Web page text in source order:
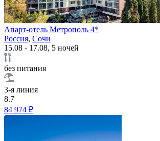
Апарт-отель Метрополь 4*
Россия, Сочи
15.08 - 17.08, 5 ночей
без питания
3-я линия
8.7
84 974 ₽